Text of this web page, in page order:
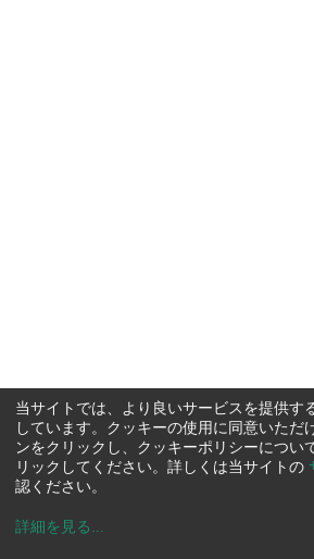
当サイトでは、より良いサービスを提供す
しています。クッキーの使用に同意いただ
ンをクリックし、クッキーポリシーについ
リックしてください。詳しくは当サイトの
認ください。
詳細を見る ...